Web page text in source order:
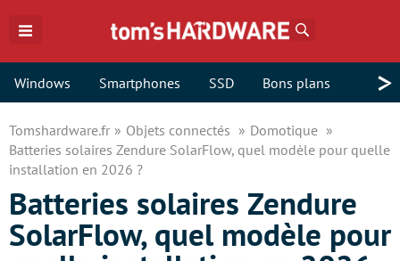
Windows Smartphones SSD Bons plans >
Tomshardware.fr Objets connectés
Domotique
Batteries solaires Zendure SolarFlow, quel modèle pour quelle
installation en 2026 ?
Batteries solaires Zendure
SolarFlow, quel modèle pour